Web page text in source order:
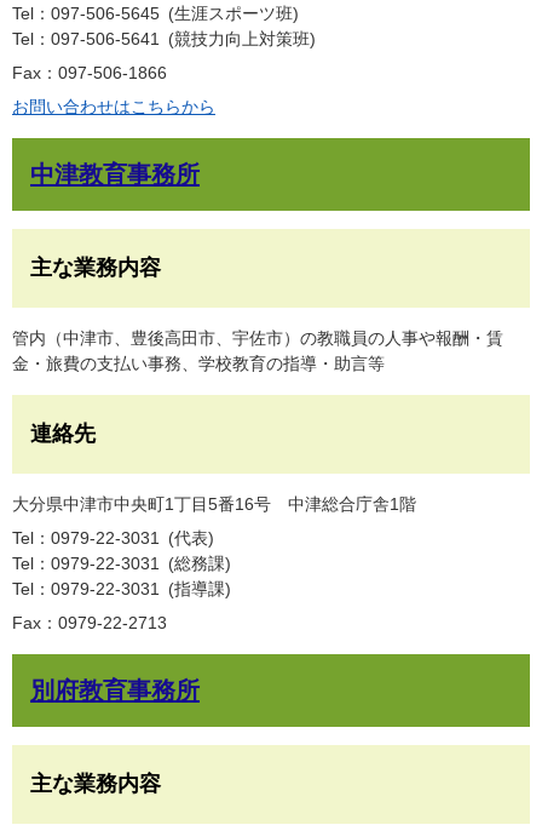
Tel：097-506-5645
生涯スポーツ班
Tel：097-506-5641
競技力向上対策班
Fax：097-506-1866
お問い合わせはこちらから
中津教育事務所
主な業務内容
管内（中津市、豊後高田市、宇佐市）の教職員の人事や報酬・賃
金・旅費の支払い事務、学校教育の指導・助言等
連絡先
大分県中津市中央町1丁目5番16号 中津総合庁舎1階
Tel：0979-22-3031
代表
Tel：0979-22-3031
総務課
Tel：0979-22-3031
指導課
Fax：0979-22-2713
別府教育事務所
主な業務内容